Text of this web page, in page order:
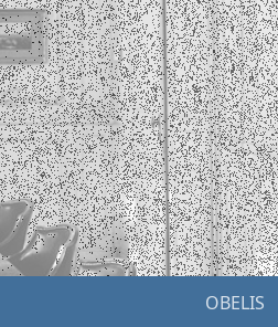
OBELIS